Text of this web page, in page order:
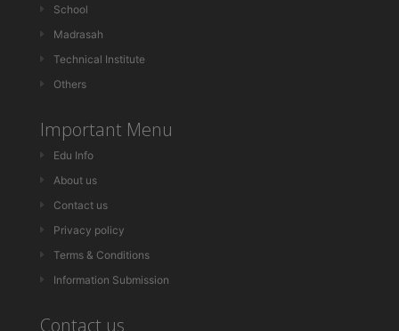
School
Madrasah
Technical Institute
Others
Important Menu
Edu Info
About us
Contact us
Privacy policy
Terms & Conditions
Information Submission
Contact us